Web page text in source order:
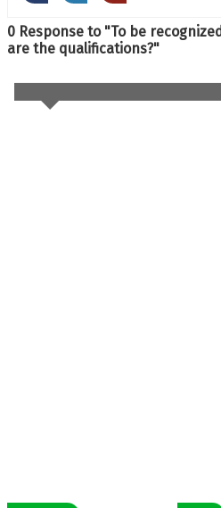
0 Response to "To be
are the qualifications?"